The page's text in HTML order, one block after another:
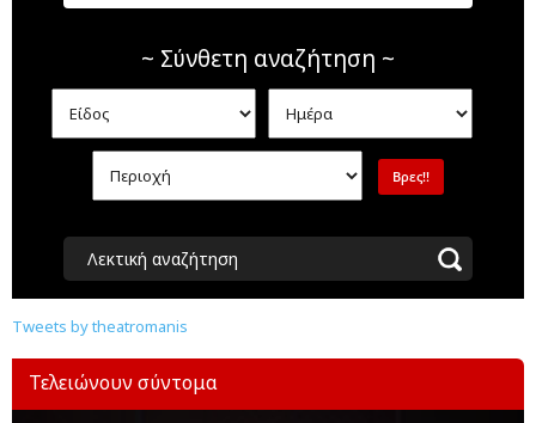
~ Σύνθετη αναζήτηση ~
Λεκτική αναζήτηση
Tweets by theatromanis
Τελειώνουν σύντομα